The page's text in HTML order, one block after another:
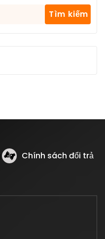
Chính sách đổi trả